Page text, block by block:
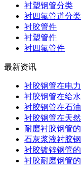
衬塑钢管分类
衬四氟管道分类
衬胶管件
衬塑管件
衬四氟管件
最新资讯
衬胶钢管在电
衬胶钢管在给
衬胶钢管在石
衬胶钢管在天
耐磨衬胶钢管
石灰浆液衬胶
衬胶镀锌钢管
衬胶耐磨钢管